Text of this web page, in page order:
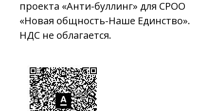
проекта «Анти-буллинг» для СРОО
«Новая общность-Наше Единство».
НДС не облагается.